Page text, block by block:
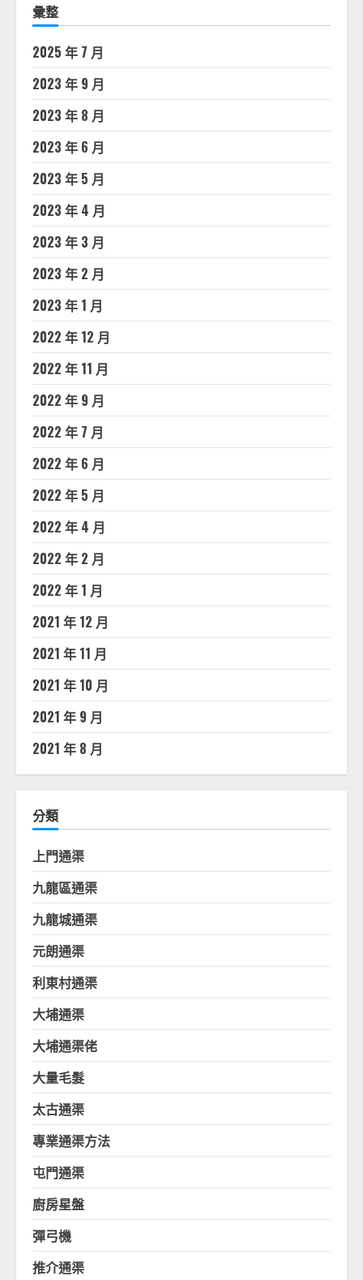
彙整
2025 年 7 月
2023 年 9 月
2023 年 8 月
2023 年 6 月
2023 年 5 月
2023 年 4 月
2023 年 3 月
2023 年 2 月
2023 年 1 月
2022 年 12 月
2022 年 11 月
2022 年 9 月
2022 年 7 月
2022 年 6 月
2022 年 5 月
2022 年 4 月
2022 年 2 月
2022 年 1 月
2021 年 12 月
2021 年 11 月
2021 年 10 月
2021 年 9 月
2021 年 8 月
分類
上門通渠
九龍區通渠
九龍城通渠
元朗通渠
利東村通渠
大埔通渠
大埔通渠佬
大量毛髮
太古通渠
專業通渠方法
屯門通渠
廚房星盤
彈弓機
推介通渠